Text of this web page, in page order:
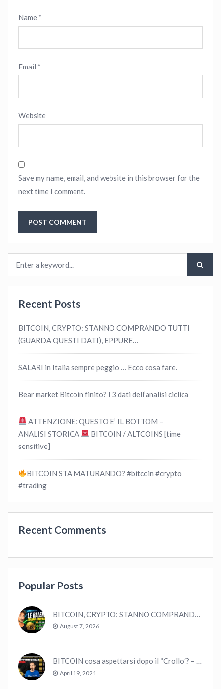
Name *
Email *
Website
Save my name, email, and website in this browser for the
next time I comment.
Recent Posts
BITCOIN, CRYPTO: STANNO COMPRANDO TUTTI
(GUARDA QUESTI DATI), EPPURE…
SALARI in Italia sempre peggio … Ecco cosa fare.
Bear market Bitcoin finito? I 3 dati dell’analisi ciclica
ATTENZIONE: QUESTO E’ IL BOTTOM –
ANALISI STORICA
BITCOIN / ALTCOINS [time
sensitive]
BITCOIN STA MATURANDO? #bitcoin #crypto
#trading
Recent Comments
Popular Posts
BITCOIN, CRYPTO: STANNO COMPRANDO TUTTI (GUARDA QUESTI DATI), EPPURE…
August 7, 2026
BITCOIN cosa aspettarsi dopo il “Crollo”? – CryptoMonday NEWS w16/’21
April 19, 2021